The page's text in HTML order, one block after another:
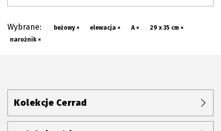
Wybrane: beżowy × elewacja × A ×
29 x 35 cm ×
narożnik ×
Kolekcje Cerrad